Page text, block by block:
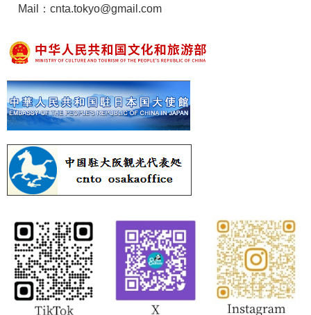
Mail：cnta.tokyo@gmail.com